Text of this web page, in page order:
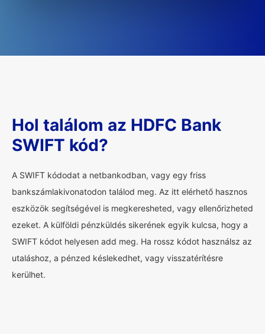
Hol találom az HDFC Bank
SWIFT kód?
A SWIFT kódodat a netbankodban, vagy egy friss
bankszámlakivonatodon találod meg. Az itt elérhető hasznos
eszközök segítségével is megkeresheted, vagy ellenőrizheted
ezeket. A külföldi pénzküldés sikerének egyik kulcsa, hogy a
SWIFT kódot helyesen add meg. Ha rossz kódot használsz az
utaláshoz, a pénzed késlekedhet, vagy visszatérítésre
kerülhet.